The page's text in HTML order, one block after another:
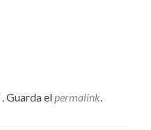
Guarda elpermalink.